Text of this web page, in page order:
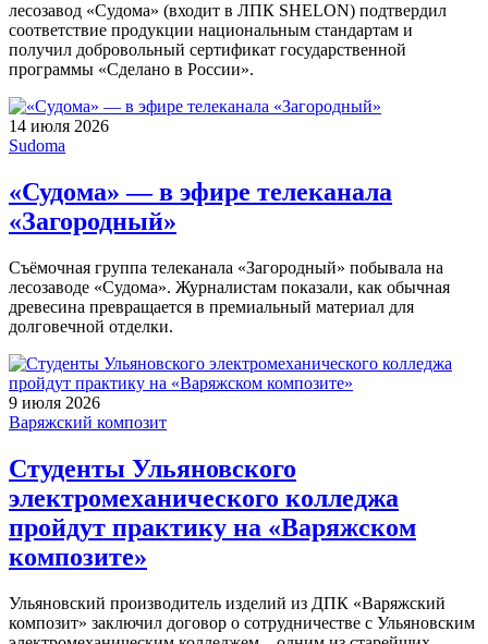
лесозавод «Судома» (входит в ЛПК SHELON) подтвердил
соответствие продукции национальным стандартам и
получил добровольный сертификат государственной
программы «Сделано в России».
14 июля 2026
Sudoma
«Судома» — в эфире телеканала
«Загородный»
Съёмочная группа телеканала «Загородный» побывала на
лесозаводе «Судома». Журналистам показали, как обычная
древесина превращается в премиальный материал для
долговечной отделки.
9 июля 2026
Варяжский композит
Студенты Ульяновского
электромеханического колледжа
пройдут практику на «Варяжском
композите»
Ульяновский производитель изделий из ДПК «Варяжский
композит» заключил договор о сотрудничестве с Ульяновским